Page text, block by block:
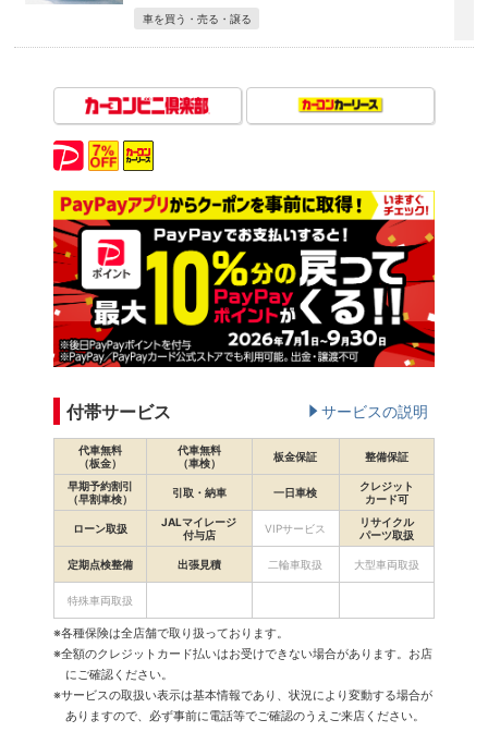
車を買う・売る・譲る
付帯サービス サービスの説明
代車無料
（板金）
代車無料
（車検）
板金保証 整備保証
早期予約割引
（早割車検）
引取・納車 一日車検
クレジット
カード可
ローン取扱
JALマイレージ
付与店
VIPサービス
リサイクル
パーツ取扱
定期点検整備 出張見積 二輪車取扱 大型車両取扱
特殊車両取扱
※各種保険は全店舗で取り扱っております。
※全額のクレジットカード払いはお受けできない場合があります。お店
にご確認ください。
※サービスの取扱い表示は基本情報であり、状況により変動する場合が
ありますので、必ず事前に電話等でご確認のうえご来店ください。